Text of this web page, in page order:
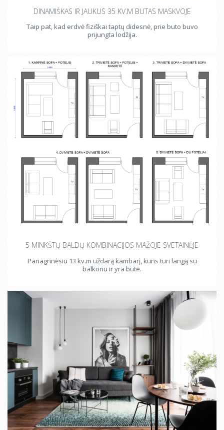
DINAMIŠKAS IR JAUKUS 35 KV.M BUTAS MASKVOJE
Taip pat, kad erdvė fiziškai taptų didesnė, prie buto buvo
prijungta lodžija.
5 MINKŠTŲ BALDŲ KOMBINACIJOS MAŽOJE SVETAINĖJE
Panagrinėsiu 13 kv.m uždarą kambarį, kuris turi langą su
balkonu ir yra bute.